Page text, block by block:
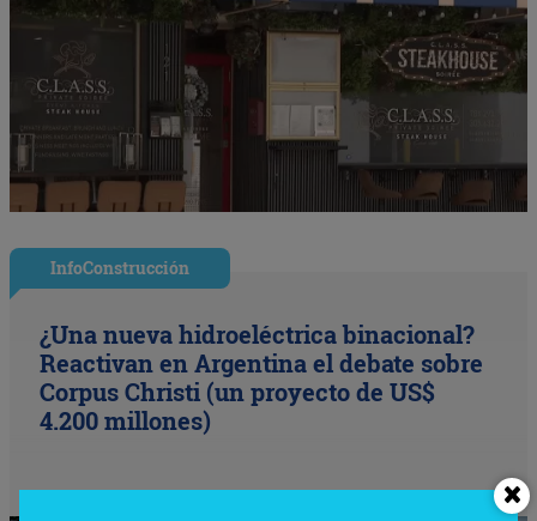
InfoConstrucción
¿Una nueva hidroeléctrica binacional?
Reactivan en Argentina el debate sobre
Corpus Christi (un proyecto de US$
4.200 millones)